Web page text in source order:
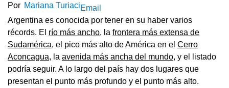
Por Mariana TuriaciEmail
Argentina es conocida por tener en su haber varios
récords. El río más ancho, la frontera más extensa de
Sudamérica, el pico más alto de América en el Cerro
Aconcagua, la avenida más ancha del mundo, y el listado
podría seguir. A lo largo del país hay dos lugares que
presentan el punto más profundo y el punto más alto.